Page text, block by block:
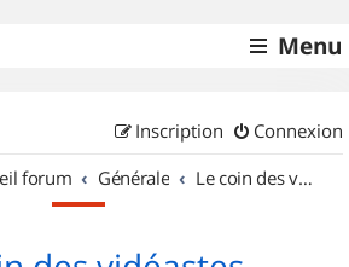
Menu
Connexion
Inscription
forum Générale Le coin des vidéastes